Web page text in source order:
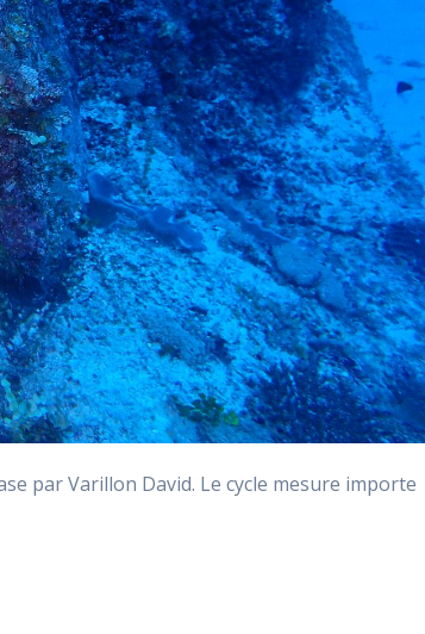
par Varillon David. Le cycle mesure importe